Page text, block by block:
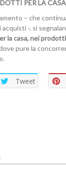
PER LA CASA
– che
-, si
la casa, nei
pure la
Tweet